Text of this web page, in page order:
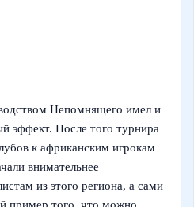
Непомнящего имел и
эффект. После того турнира
к африканским игрокам
внимательнее
из этого региона, а сами
пример того, что можно